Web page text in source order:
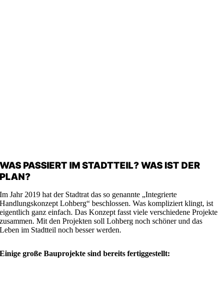
WAS PASSIERT IM STADTTEIL? WAS IST DER
PLAN?
Im Jahr 2019 hat der Stadtrat das so genannte „Integrierte
Handlungskonzept Lohberg“ beschlossen. Was kompliziert klingt, ist
eigentlich ganz einfach. Das Konzept fasst viele verschiedene Projekte
zusammen. Mit den Projekten soll Lohberg noch schöner und das
Leben im Stadtteil noch besser werden.
Einige große Bauprojekte sind bereits fertiggestellt: